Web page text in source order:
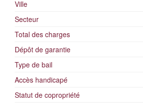
Ville
Secteur
Total des charges
Dépôt de garantie
Type de bail
Accès handicapé
Statut de copropriété